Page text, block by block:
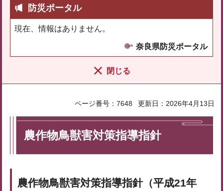
防災ポータル
現在、情報はありません。
奈良県防災ポータル
閉じる
ページ番号：7648 更新日：2026年4月13日
農作物鳥獣害対策指導指針
農作物鳥獣害対策指導指針（平成21年